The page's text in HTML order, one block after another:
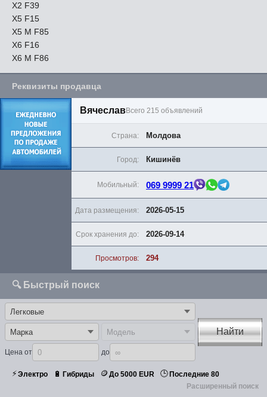
X2 F39
X5 F15
X5 M F85
X6 F16
X6 M F86
Реквизиты продавца
ВячеславВсего 215 объявлений
Страна: Молдова
Дата размещения: 2026-05-15
Город: Кишинёв
Срок хранения до: 2026-09-14
Мобильный: 069 9999 21
Просмотров: 294
🔍 Быстрый поиск
Цена от до
Найти
⚡Электро 🔋 Гибриды 🪙 До 5000 EUR 🕒 Последние 80
Расширенный поиск